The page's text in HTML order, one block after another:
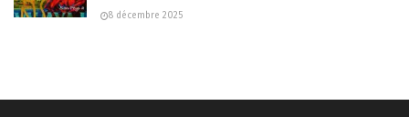
8 décembre 2025